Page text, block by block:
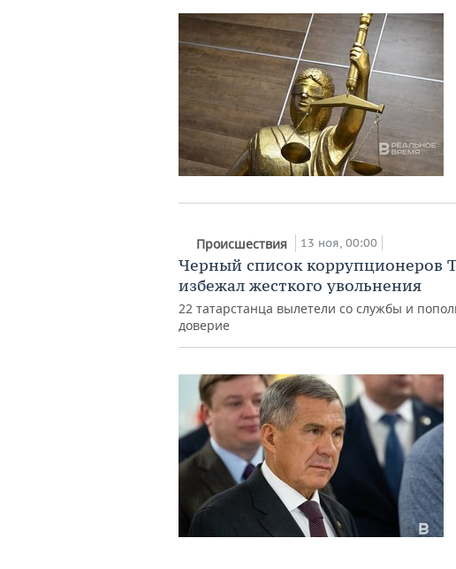
Происшествия 13 ноя, 00:00
Черный список коррупционеров
избежал жесткого увольнения
22 татарстанца вылетели со службы и
доверие